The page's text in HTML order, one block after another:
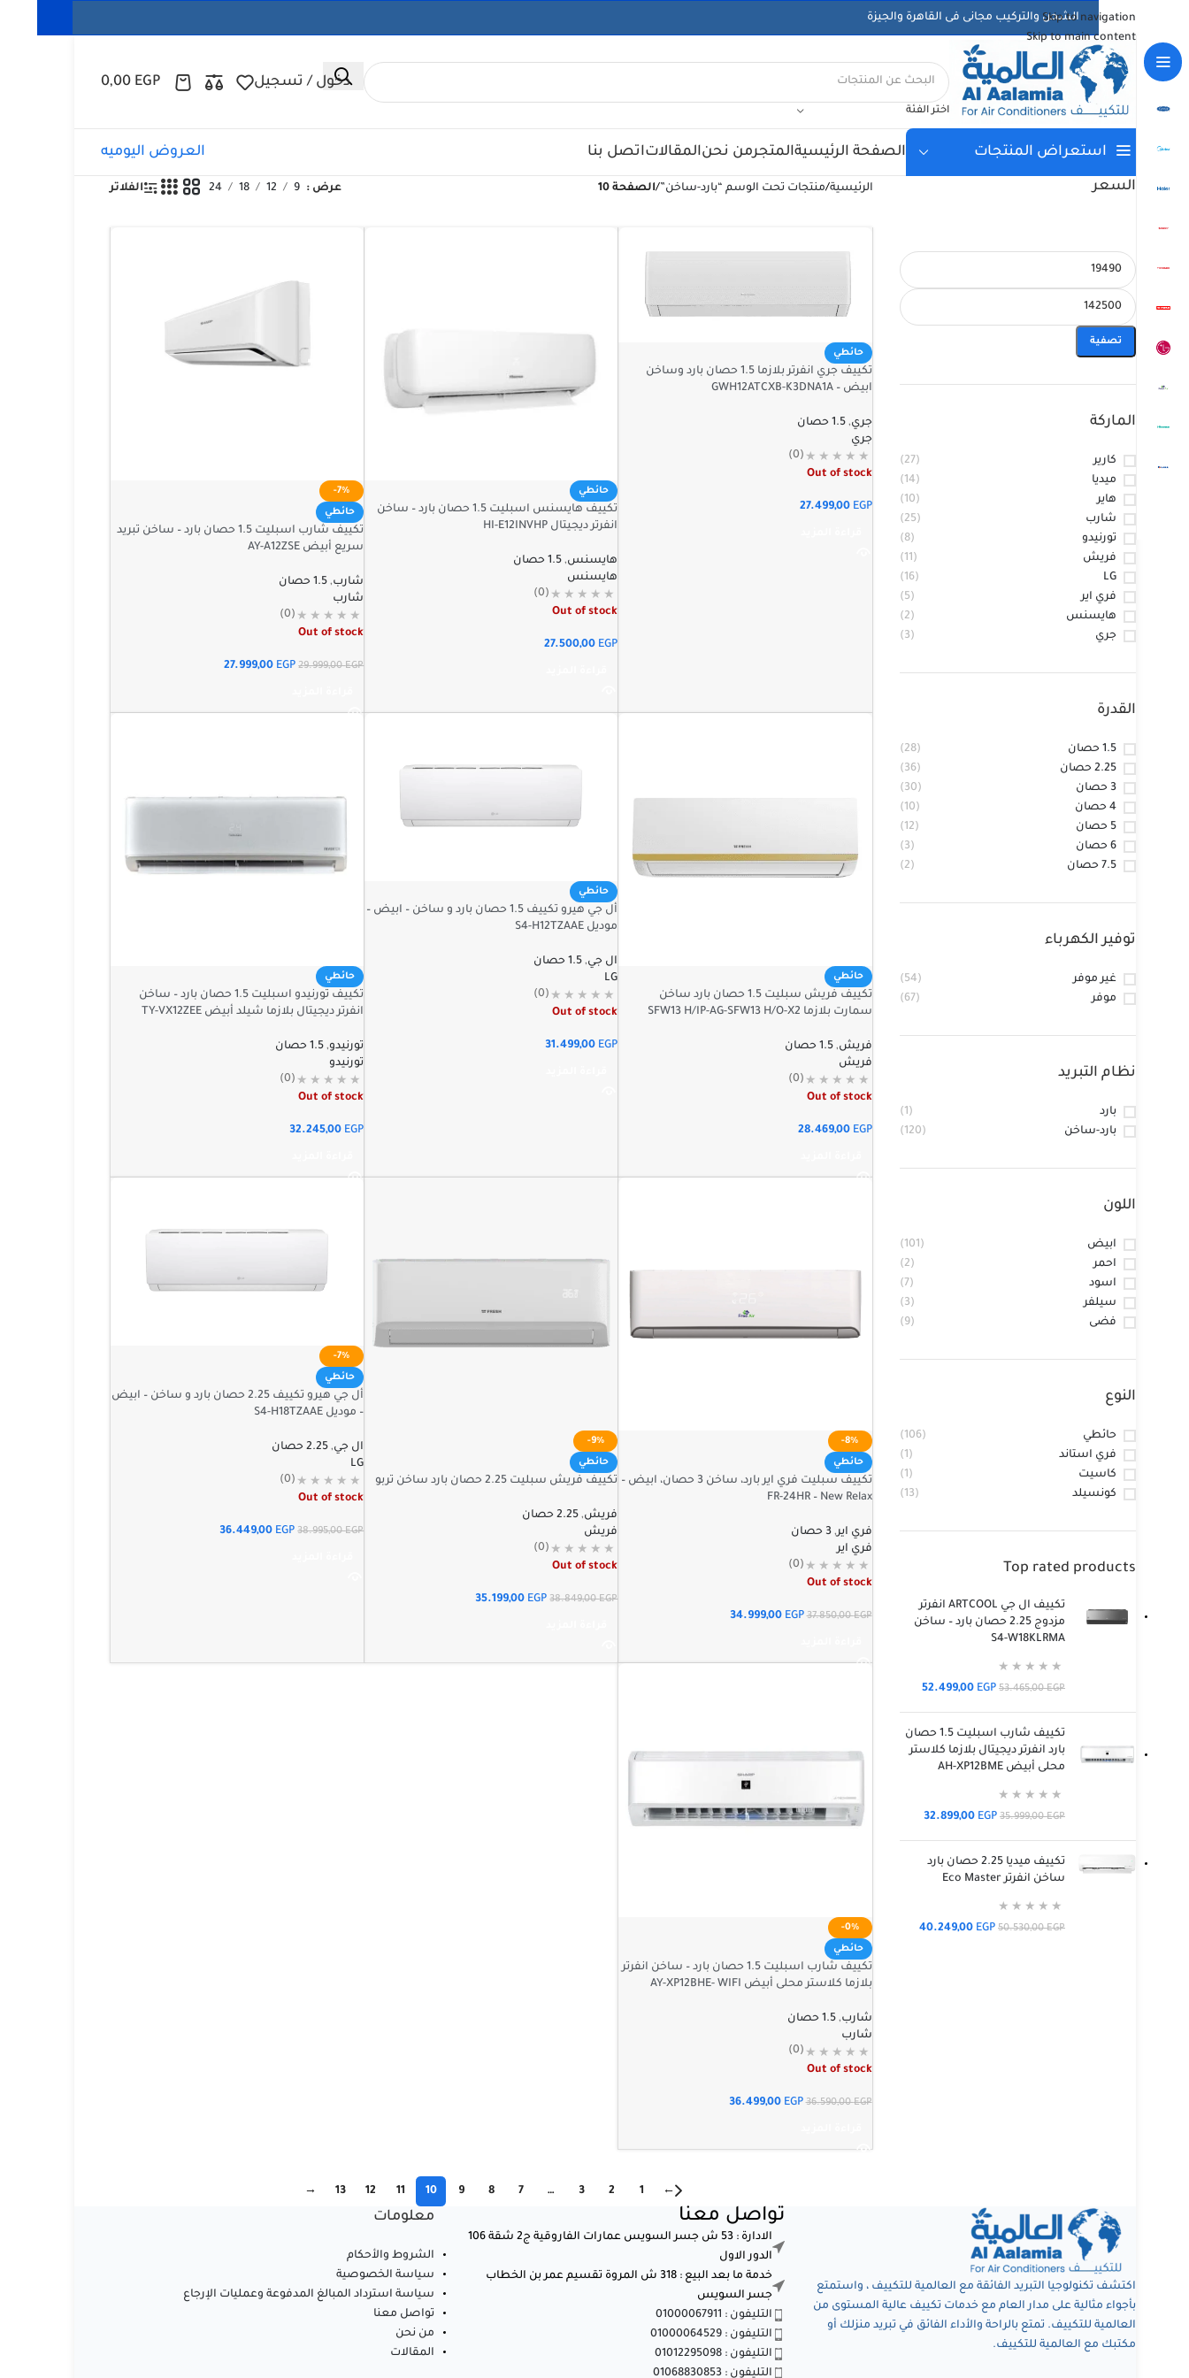
Skip to navigation
Skip to main content
الشحن والتركيب مجانى فى القاهرة والجيزة
اختر الفئة
دخول / تسجيل 0,00 EGP
استعراض المنتجات الصفحة الرئيسيةالمتجرمن نحنالمقالاتاتصل بنا العروض اليوميه
السعر
تصفية
الماركة
كارير
(27)
ميديا
(14)
هاير
(10)
شارب
(25)
تورنيدو
(8)
فريش
(11)
LG
(16)
فري اير
(5)
هايسنس
(2)
جري
(3)
القدرة
1.5 حصان
(28)
2.25 حصان
(36)
3 حصان
(30)
4 حصان
(10)
5 حصان
(12)
6 حصان
(3)
7.5 حصان
(2)
توفير الكهرباء
غير موفر
(54)
موفر
(67)
نظام التبريد
بارد
(1)
بارد-ساخن
(120)
اللون
ابيض
(101)
احمر
(2)
اسود
(7)
سيلفر
(3)
فضى
(9)
النوع
حائطي
(106)
فري استاند
(1)
كاسيت
(1)
كونسيلد
(13)
Top rated products
تكييف ال جي ARTCOOL انفرتر
مزدوج 2.25 حصان بارد – ساخن
S4-W18KLRMA
53.465,00EGP
52.499,00 EGP
تكييف شارب اسبليت 1.5 حصان
بارد انفرتر ديجيتال بلازما كلاستر
محلى أبيض AH-XP12BME
35.999,00EGP
32.899,00 EGP
تكييف ميديا 2.25 حصان بارد
ساخن انفرتر Eco Master
50.530,00EGP
40.249,00 EGP
الرئيسية/منتجات تحت الوسم “بارد-ساخن” /الصفحة 10 عرض 9
12
18
24 الفلاتر
حائطي
تكييف جري انفرتر بلازما 1.5 حصان بارد وساخن
ابيض – GWH12ATCXB-K3DNA1A
جري, 1.5 حصان
جري
(0)
Out of stock
27.499,00 EGP
حائطي
تكييف هايسنس اسبليت 1.5 حصان بارد – ساخن
انفرتر ديجيتال HI-E12INVHP
هايسنس, 1.5 حصان
هايسنس
(0)
Out of stock
27.500,00 EGP
-7%
حائطي
تكييف شارب اسبليت 1.5 حصان بارد – ساخن تبريد
سريع أبيض AY-A12ZSE
شارب, 1.5 حصان
شارب
(0)
Out of stock
29.999,00EGP
27.999,00 EGP
حائطي
تكييف فريش سبليت 1.5 حصان بارد ساخن
سمارت بلازما SFW13 H/IP-AG-SFW13 H/O-X2
فريش, 1.5 حصان
فريش
(0)
Out of stock
28.469,00 EGP
حائطي
أل جي هيرو تكييف 1.5 حصان بارد و ساخن – ابيض –
موديل S4-H12TZAAE
ال جي, 1.5 حصان
LG
(0)
Out of stock
31.499,00 EGP
حائطي
تكييف تورنيدو اسبليت 1.5 حصان بارد – ساخن
انفرتر ديجيتال بلازما شيلد أبيض TY-VX12ZEE
تورنيدو, 1.5 حصان
تورنيدو
(0)
Out of stock
32.245,00 EGP
-8%
حائطي
تكييف سبليت فري اير بارد، ساخن 3 حصان، ابيض –
FR-24HR – New Relax
فري اير, 3 حصان
فري اير
(0)
Out of stock
37.850,00EGP
34.999,00 EGP
-9%
حائطي
تكييف فريش سبليت 2.25 حصان بارد ساخن تربو
فريش, 2.25 حصان
فريش
(0)
Out of stock
38.849,00EGP
35.199,00 EGP
-7%
حائطي
أل جي هيرو تكييف 2.25 حصان بارد و ساخن – ابيض
– موديل S4-H18TZAAE
ال جي, 2.25 حصان
LG
(0)
Out of stock
38.995,00EGP
36.449,00 EGP
-0%
حائطي
تكييف شارب اسبليت 1.5 حصان بارد – ساخن انفرتر
بلازما كلاستر محلى أبيض AY-XP12BHE- WIFI
شارب, 1.5 حصان
شارب
(0)
Out of stock
36.590,00EGP
36.499,00 EGP
←
1
2
3
…
7
8
9
10
11
12
13
→
اكتشف تكنولوجيا التبريد الفائقة مع العالمية للتكييف ، واستمتع
بأجواء مثالية على مدار العام مع خدمات تكييف عالية المستوى من
العالمية للتكييف. تمتع بالراحة والأداء الفائق في تبريد منزلك أو
مكتبك مع العالمية للتكييف.
تواصل معنا
الادارة : 53 ش جسر السويس عمارات الفاروقية ج2 شقة 106
الدور الاول
خدمة ما بعد البيع : 318 ش المروة تقسيم عمر بن الخطاب
جسر السويس
التليفون : 01000067911
التليفون : 01000064529
التليفون : 01012295098
التليفون : 01068830853
معلومات
الشروط والأحكام
سياسة الخصوصية
سياسة استرداد المبالغ المدفوعة وعمليات الإرجاع
تواصل معنا
من نحن
المقالات